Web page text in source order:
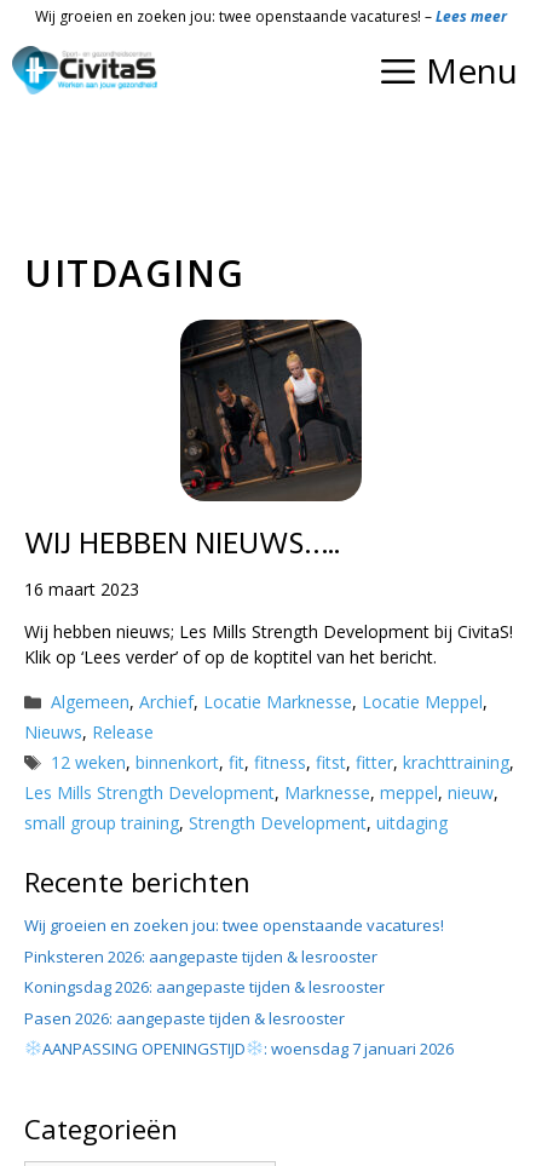
de
inhoud
Wij groeien en zoeken jou: twee openstaande vacatures! –Lees meer
Menu
UITDAGING
WIJ HEBBEN NIEUWS…..
16 maart 2023
Wij hebben nieuws; Les Mills Strength Development bij CivitaS!
Klik op ‘Lees verder’ of op de koptitel van het bericht.
Categorieën
Algemeen,Archief, Locatie Marknesse, Locatie Meppel,
Nieuws, Release
Tags
12 weken,binnenkort,fit,fitness,fitst,fitter,krachttraining,
Les Mills Strength Development, Marknesse, meppel, nieuw,
small group training, Strength Development, uitdaging
Recente berichten
Wij groeien en zoeken jou: twee openstaande vacatures!
Pinksteren 2026: aangepaste tijden & lesrooster
Koningsdag 2026: aangepaste tijden & lesrooster
Pasen 2026: aangepaste tijden & lesrooster
AANPASSING OPENINGSTIJD
: woensdag 7 januari 2026
Categorieën